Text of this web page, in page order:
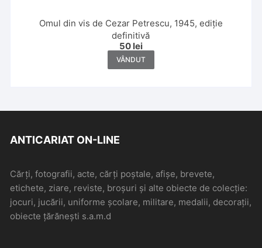
Omul din vis de Cezar Petrescu, 1945, ediție
definitivă
50 lei
VÂNDUT
ANTICARIAT ON-LINE
Cărți, fotografii, acte, cărți poștale, afișe, brevete,
etichete, ziare, reviste, broșuri și alte obiecte de colecție:
jocuri, jucării, uniforme școlare, militare, medalii, decorații,
obiecte țărănești s.a.m.d